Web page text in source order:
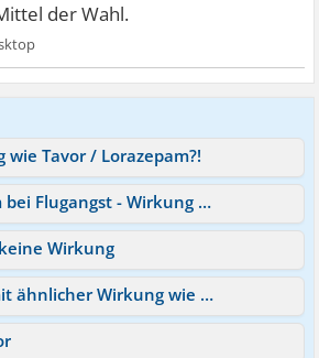
der Wahl.
Tavor / Lorazepam?!
Tavor/Lorazepam bei Flugangst - Wirkung und Dauer?
Wirkung
Antidepressiva mit ähnlicher Wirkung wie Lorazepam?